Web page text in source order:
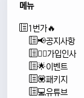
메뉴
1번가🔥
📢공지사항
🙇‍♂️가입인사
🌟이벤트
💟패키지
💻유튜브